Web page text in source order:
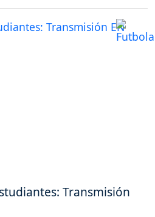
Transmisión